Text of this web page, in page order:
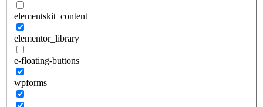
elementskit_content
elementor_library
e-floating-buttons
wpforms